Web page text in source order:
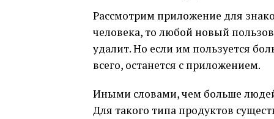
Рассмотрим приложение для
человека, то любой новый
удалит. Но если им пользуется
всего, останется с приложением.
Иными словами, чем больше
Для такого типа продуктов